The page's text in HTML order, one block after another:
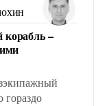
Иногда
вопросы
но –
–
гораздо